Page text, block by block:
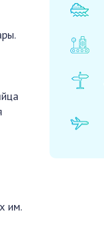
им.